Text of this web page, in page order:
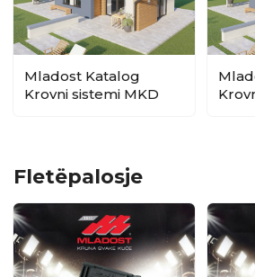
Mladost Katalog
Krovni sistemi MKD
Fletëpalosje